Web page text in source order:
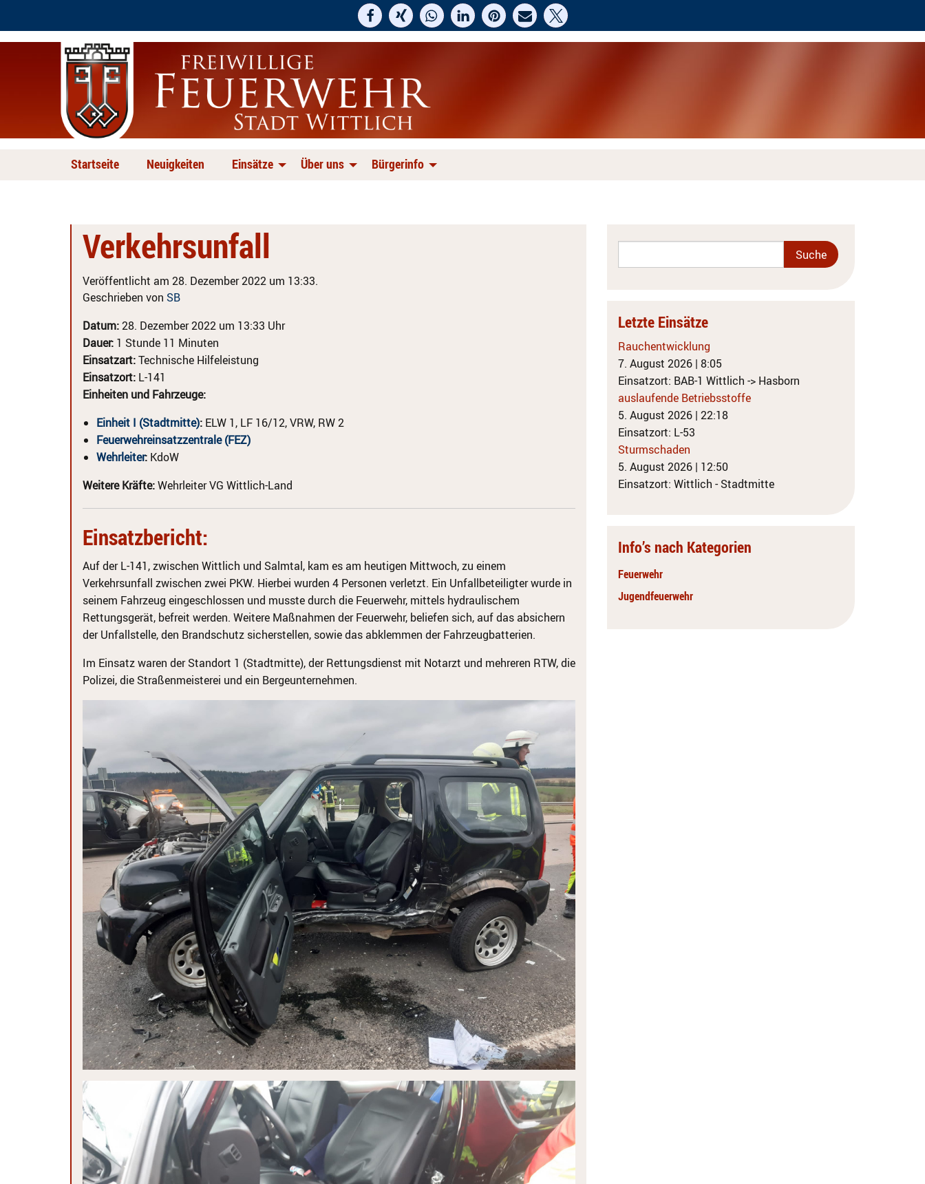
Startseite Neuigkeiten Einsätze Über uns Bürgerinfo
Verkehrsunfall
Veröffentlicht am 28. Dezember 2022 um 13:33.
Geschrieben von SB
Datum:28. Dezember 2022 um 13:33 Uhr
Dauer: 1 Stunde 11 Minuten
Einsatzart:Technische Hilfeleistung
Einsatzort: L-141
Einheiten und Fahrzeuge:
Einheit I (Stadtmitte): ELW 1, LF 16/12, VRW, RW 2
Feuerwehreinsatzzentrale (FEZ)
Wehrleiter: KdoW
Weitere Kräfte:Wehrleiter VG Wittlich-Land
Einsatzbericht:
Auf der L-141, zwischen Wittlich und Salmtal, kam es am heutigen Mittwoch, zu einem
Verkehrsunfall zwischen zwei PKW. Hierbei wurden 4 Personen verletzt. Ein Unfallbeteiligter wurde in
seinem Fahrzeug eingeschlossen und musste durch die Feuerwehr, mittels hydraulischem
Rettungsgerät, befreit werden. Weitere Maßnahmen der Feuerwehr, beliefen sich, auf das absichern
der Unfallstelle, den Brandschutz sicherstellen, sowie das abklemmen der Fahrzeugbatterien.
Im Einsatz waren der Standort 1 (Stadtmitte), der Rettungsdienst mit Notarzt und mehreren RTW, die
Polizei, die Straßenmeisterei und ein Bergeunternehmen.
Letzte Einsätze
Rauchentwicklung
7. August 2026 | 8:05
Einsatzort: BAB-1 Wittlich -> Hasborn
auslaufende Betriebsstoffe
5. August 2026 | 22:18
Einsatzort: L-53
Sturmschaden
5. August 2026 | 12:50
Einsatzort: Wittlich - Stadtmitte
Info’s nach Kategorien
Feuerwehr
Jugendfeuerwehr